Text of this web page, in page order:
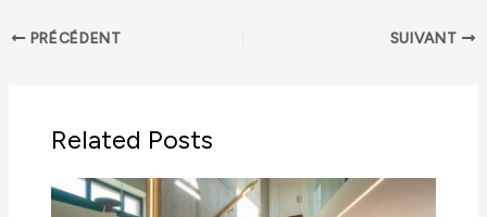
PRÉCÉDENT SUIVANT
Related Posts